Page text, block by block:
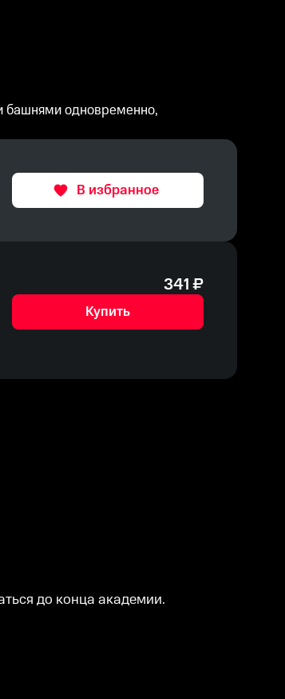
башнями одновременно,
В избранное
341₽
Купить
до конца академии.